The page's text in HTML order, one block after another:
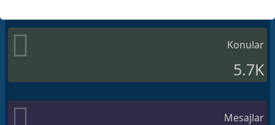
Konular
5.7K
Mesajlar